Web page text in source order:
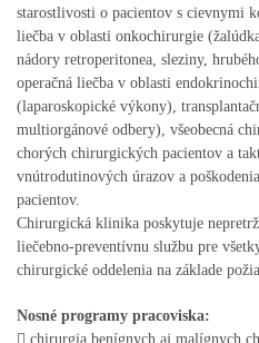
starostlivosti o pacientov s cievnymi
liečba v oblasti onkochirurgie
nádory retroperitonea, sleziny,
operačná liečba v oblasti
(laparoskopické výkony),
multiorgánové odbery), všeobecná
chorých chirurgických pacientov a
vnútrodutinových úrazov a
pacientov.
Chirurgická klinika poskytuje
liečebno-preventívnu službu pre
chirurgické oddelenia na základe
Nosné programy pracoviska:
 chirurgia benígnych aj malígnych